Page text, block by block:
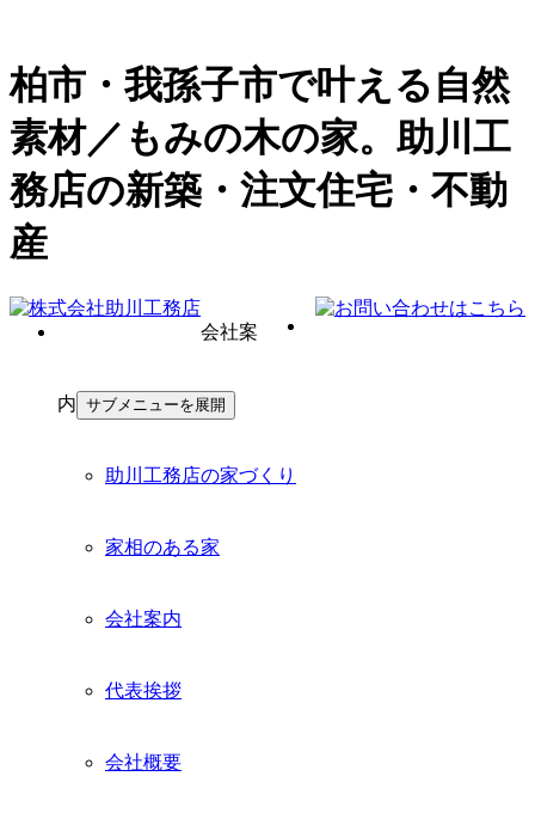
柏市・我孫子市で叶える自然
素材／もみの木の家。助川工
務店の新築・注文住宅・不動
産
会社案
内 サブメニューを展開
助川工務店の家づくり
家相のある家
会社案内
代表挨拶
会社概要